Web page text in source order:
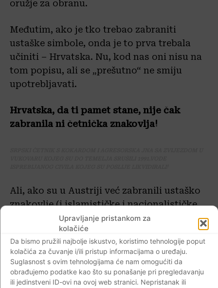
Upravljanje pristankom za
kolačiće
Da bismo pružili najbolje iskustvo, koristimo tehnologije poput
kolačića za čuvanje i/ili pristup informacijama o uređaju.
Suglasnost s ovim tehnologijama će nam omogućiti da
obrađujemo podatke kao što su ponašanje pri pregledavanju
ili jedinstveni ID-ovi na ovoj web stranici. Nepristanak ili
oružje za obranu.
Međutim, ako je tko trebao zabraniti
ustaške simbole, onda je to prva trebala
učiniti – Hrvatska. Nu, kod nas oni nisu na
tom popisu, ali se „prešutno“ ne smiju
upotrebljavati.
Hrvatska, da ti pamet stane, nije čak
zabranila ni četnička znakovlja!
Ali, ako su u Austriji već zabranili ustaško
znakovlje (i islamističke i nacionalističke
simbole) čudom nas čudi zbog čega to isto
nisu uradili sa simbolima komunizma,
poglavito s komunističkom crvenom
zvijezdom petokrakom, pod kojom su
osobito nakon 1945., ali i u obrambenom
ratu u Hrvatskoj, BiH i Sloveniji, učinjeni